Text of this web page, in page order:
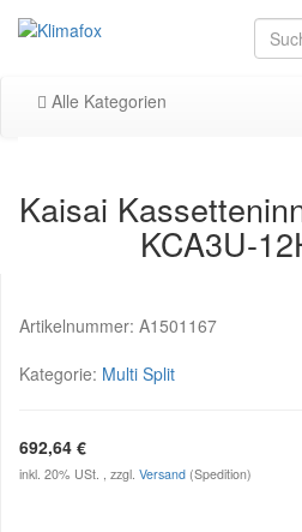
Alle Kategorien
Kaisai
KCA3U-
Artikelnummer: A1501167
Kategorie: Multi Split
692,64 €
inkl. 20% USt. , zzgl. Versand (Spedition)